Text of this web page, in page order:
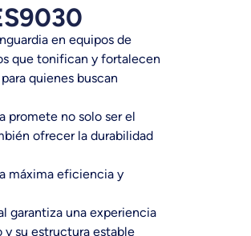
en equipos de
que tonifican y fortalecen
quienes buscan
promete no solo ser el
ofrecer la durabilidad
máxima eficiencia y
garantiza una experiencia
y su estructura estable